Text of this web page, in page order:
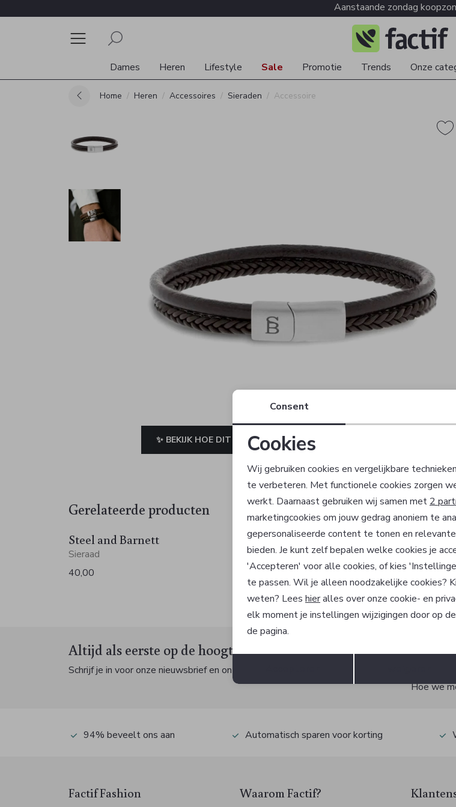
Aanstaande zondag
Dames Heren Lifestyle Sale Promotie Trends Onze
Home Heren Accessoires Sieraden Accessoire
✨ BEKIJK HOE DIT JE STAAT
Gerelateerde producten
Steel and Barnett
Sieraad
40,00
Steel and Barnett
Sieraad
50,00
Steel
Sieraad
50,00
Altijd als eerste op de hoogte zijn?
Schrijf je in voor onze nieuwsbrief en ontvang dan ook gelijk €5,- korting!
Hoe we
94% beveelt ons aan Automatisch sparen voor korting
Factif Fashion Waarom Factif?
Analytische cookies
Terug
Consent
Cookies
Wij gebruiken cookies en vergelijkbare
te verbeteren. Met functionele cookies zorgen
werkt. Daarnaast gebruiken wij samen met 2
marketingcookies om jouw gedrag anoniem te
gepersonaliseerde content te tonen en
bieden. Je kunt zelf bepalen welke cookies je
'Accepteren' voor alle cookies, of kies
te passen. Wil je alleen noodzakelijke cookies?
weten? Lees hieralles over onze cookie- en
elk moment je instellingen wijzigingen door op
de pagina.